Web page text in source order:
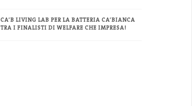
CA’B LIVING LAB PER LA BATTERIA CA’BIANCA
TRA I FINALISTI DI WELFARE CHE IMPRESA!